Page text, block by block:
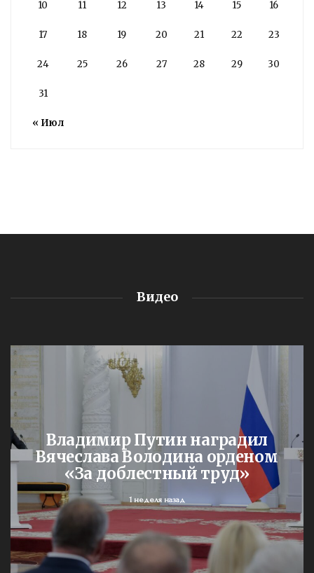
« Июл
10 11 12 13 14 15 16
17 18 19 20 21 22 23
24 25 26 27 28 29 30
31
Видео
Владимир Путин наградил
Вячеслава Володина орденом
«За доблестный труд»
1 неделя назад